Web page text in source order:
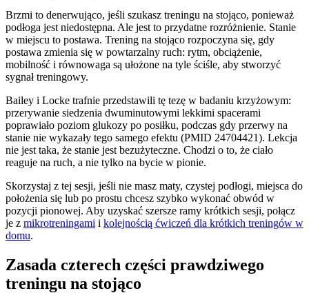
Brzmi to denerwująco, jeśli szukasz treningu na stojąco, ponieważ
podłoga jest niedostępna. Ale jest to przydatne rozróżnienie. Stanie
w miejscu to postawa. Trening na stojąco rozpoczyna się, gdy
postawa zmienia się w powtarzalny ruch: rytm, obciążenie,
mobilność i równowaga są ułożone na tyle ściśle, aby stworzyć
sygnał treningowy.
Bailey i Locke trafnie przedstawili tę tezę w badaniu krzyżowym:
przerywanie siedzenia dwuminutowymi lekkimi spacerami
poprawiało poziom glukozy po posiłku, podczas gdy przerwy na
stanie nie wykazały tego samego efektu (PMID 24704421). Lekcja
nie jest taka, że stanie jest bezużyteczne. Chodzi o to, że ciało
reaguje na ruch, a nie tylko na bycie w pionie.
Skorzystaj z tej sesji, jeśli nie masz maty, czystej podłogi, miejsca do
położenia się lub po prostu chcesz szybko wykonać obwód w
pozycji pionowej. Aby uzyskać szersze ramy krótkich sesji, połącz
je z mikrotreningami i kolejnością ćwiczeń dla krótkich treningów w
domu.
Zasada czterech części prawdziwego
treningu na stojąco